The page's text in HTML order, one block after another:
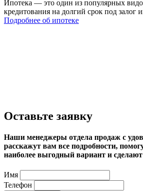
Ипотека — это один из популярных
кредитования на долгий срок под залог
Подробнее об ипотеке
Оставьте заявку
Наши менеджеры отдела продаж с
расскажут вам все подробности,
наиболее выгодный вариант и сделают
Имя
Телефон